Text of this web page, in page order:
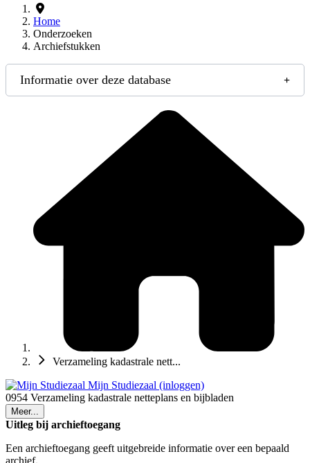
Home
Onderzoeken
Archiefstukken
Informatie over deze database
Verzameling kadastrale nett...
Mijn Studiezaal (inloggen)
0954 Verzameling kadastrale netteplans en bijbladen
Meer...
Uitleg bij archieftoegang
Een archieftoegang geeft uitgebreide informatie over een bepaald